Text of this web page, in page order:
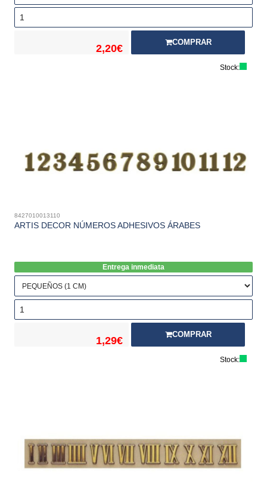
2,20€
COMPRAR
Stock:
8427010013110
ARTIS DECOR NÚMEROS ADHESIVOS ÁRABES
Entrega inmediata
1,29€
COMPRAR
Stock: